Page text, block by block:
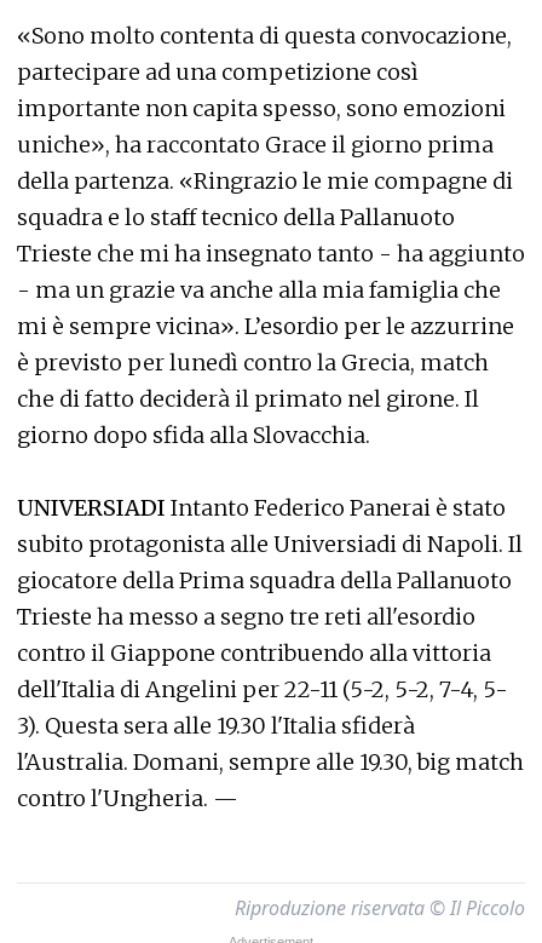
«Sono molto contenta di questa convocazione,
partecipare ad una competizione così
importante non capita spesso, sono emozioni
uniche», ha raccontato Grace il giorno prima
della partenza. «Ringrazio le mie compagne di
squadra e lo staff tecnico della Pallanuoto
Trieste che mi ha insegnato tanto - ha aggiunto
- ma un grazie va anche alla mia famiglia che
mi è sempre vicina». L’esordio per le azzurrine
è previsto per lunedì contro la Grecia, match
che di fatto deciderà il primato nel girone. Il
giorno dopo sfida alla Slovacchia.
UNIVERSIADI Intanto Federico Panerai è stato
subito protagonista alle Universiadi di Napoli. Il
giocatore della Prima squadra della Pallanuoto
Trieste ha messo a segno tre reti all'esordio
contro il Giappone contribuendo alla vittoria
dell'Italia di Angelini per 22-11 (5-2, 5-2, 7-4, 5-
3). Questa sera alle 19.30 l'Italia sfiderà
l'Australia. Domani, sempre alle 19.30, big match
contro l'Ungheria. —
Riproduzione riservata © Il Piccolo